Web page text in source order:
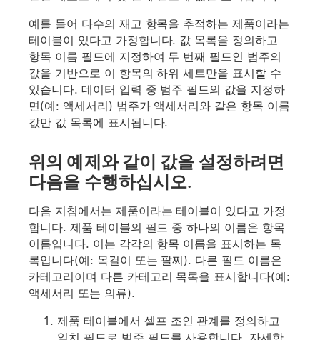
예를 들어 다수의 재고 항목을 추적하는 제품이라는
테이블이 있다고 가정합니다. 값 목록을 정의하고
항목 이름 필드에 지정하여 두 번째 필드인 범주의
값을 기반으로 이 항목의 하위 세트만을 표시할 수
있습니다. 데이터 입력 중 범주 필드의 값을 지정하
면(예: 액세서리) 범주가 액세서리와 같은 항목 이름
값만 값 목록에 표시됩니다.
위의 예제와 같이 값을 설정하려면
다음을 수행하십시오.
다음 지침에서는 제품이라는 테이블이 있다고 가정
합니다. 제품 테이블의 필드 중 하나의 이름은 항목
이름입니다. 이는 각각의 항목 이름을 표시하는 목
록입니다(예: 목걸이 또는 팔찌). 다른 필드 이름은
카테고리이며 다른 카테고리 목록을 표시합니다(예:
액세서리 또는 의류).
제품 테이블에서 셀프 조인 관계를 정의하고